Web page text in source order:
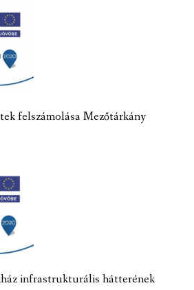
felszámolása Mezőtárkány
infrastrukturális hátterének